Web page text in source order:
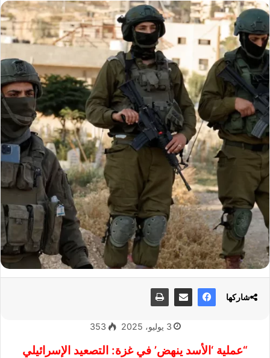
3 يوليو، 2025 353
“عملية ‘الأسد ينهض’ في غزة: التصعيد الإسرائيلي
شاركها